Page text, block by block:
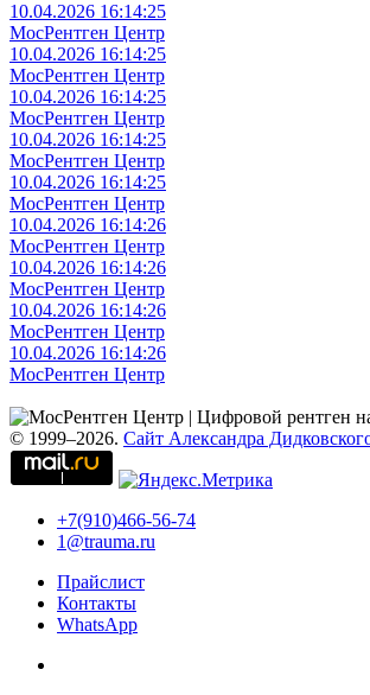
10.04.2026 16:14:25
МосРентген Центр
10.04.2026 16:14:25
МосРентген Центр
10.04.2026 16:14:25
МосРентген Центр
10.04.2026 16:14:25
МосРентген Центр
10.04.2026 16:14:25
МосРентген Центр
10.04.2026 16:14:26
МосРентген Центр
10.04.2026 16:14:26
МосРентген Центр
10.04.2026 16:14:26
МосРентген Центр
10.04.2026 16:14:26
МосРентген Центр
© 1999–2026. Сайт Александра
+7(910)466-56-74
1@trauma.ru
Прайслист
Контакты
WhatsApp